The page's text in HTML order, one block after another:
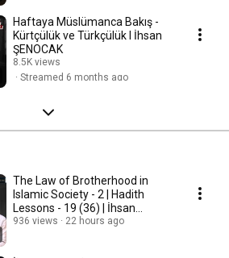
Haftaya Müslümanca Bakış -
Kürtçülük ve Türkçülük l İhsan
ŞENOCAK
8.5K views
Streamed 6 months ago
The Law of Brotherhood in
Islamic Society - 2 | Hadith
Lessons - 19 (36) | İhsan
Şenocak
936 views 22 hours ago